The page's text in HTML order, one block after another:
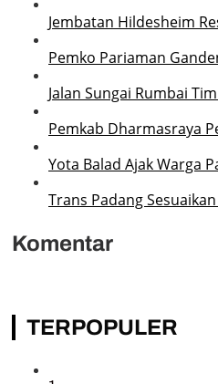
Jembatan Hildesheim
Pemko Pariaman
Jalan Sungai Rumbai
Pemkab Dharmasraya
Yota Balad Ajak Warga
Trans Padang
Komentar
TERPOPULER